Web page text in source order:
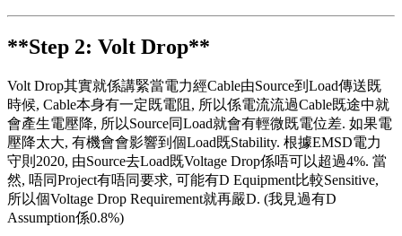
**Step 2: Volt Drop**
Volt Drop其實就係講緊當電力經Cable由Source到Load傳送既
時候, Cable本身有一定既電阻, 所以係電流流過Cable既途中就
會產生電壓降, 所以Source同Load就會有輕微既電位差. 如果電
壓降太大, 有機會會影響到個Load既Stability. 根據EMSD電力
守則2020, 由Source去Load既Voltage Drop係唔可以超過4%. 當
然, 唔同Project有唔同要求, 可能有D Equipment比較Sensitive,
所以個Voltage Drop Requirement就再嚴D. (我見過有D
Assumption係0.8%)